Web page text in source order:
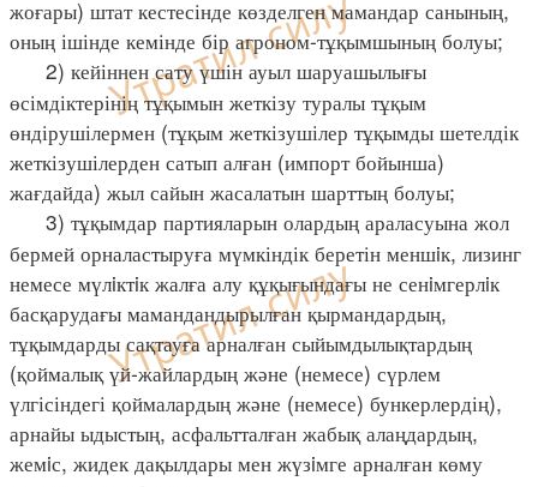
жоғары) штат кестесінде көзделген мамандар санының,
оның ішінде кемінде бір агроном-тұқымшының болуы;
2) кейіннен сату үшін ауыл шаруашылығы
өсімдіктерінің тұқымын жеткізу туралы тұқым
өндірушілермен (тұқым жеткізушілер тұқымды шетелдік
жеткізушілерден сатып алған (импорт бойынша)
жағдайда) жыл сайын жасалатын шарттың болуы;
3) тұқымдар партияларын олардың араласуына жол
бермей орналастыруға мүмкіндік беретін меншiк, лизинг
немесе мүлiктiк жалға алу құқығындағы не сенiмгерлiк
басқарудағы мамандандырылған қырмандардың,
тұқымдарды сақтауға арналған сыйымдылықтардың
(қоймалық үй-жайлардың және (немесе) сүрлем
үлгісіндегі қоймалардың және (немесе) бункерлердің),
арнайы ыдыстың, асфальтталған жабық алаңдардың,
жемiс, жидек дақылдары мен жүзiмге арналған көму